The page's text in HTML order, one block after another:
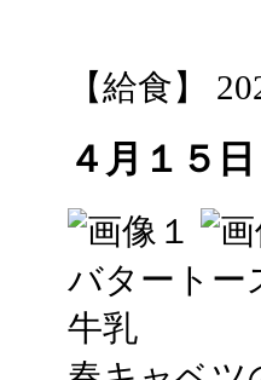
【給食】
４月１５
バタートー
牛乳